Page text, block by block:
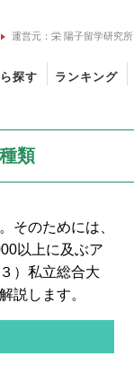
運営元：栄 陽子留学研究所
探す ランキング
類
そのためには、
以上に及ぶア
）私立総合大
説します。